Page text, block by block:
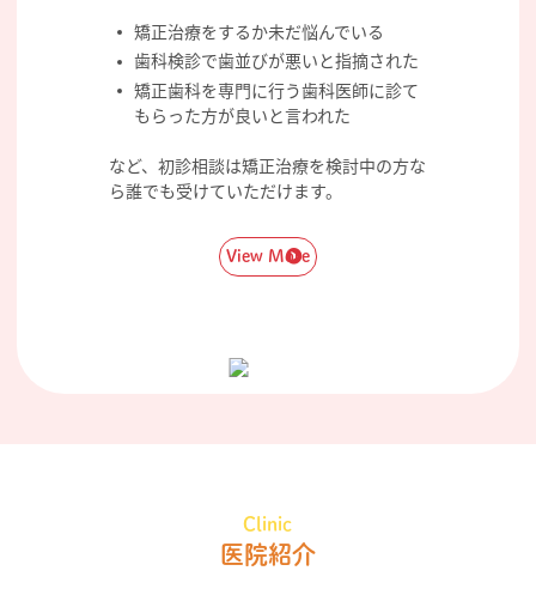
矯正治療をするか未だ悩んでいる
歯科検診で歯並びが悪いと指摘された
矯正歯科を専門に行う歯科医師に診て
もらった方が良いと言われた
など、初診相談は矯正治療を検討中の方な
ら誰でも受けていただけます。
View More
Clinic
医院紹介